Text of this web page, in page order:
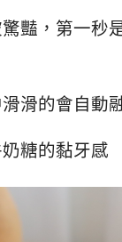
豔，第一秒
滑的會自動
糖的黏牙感